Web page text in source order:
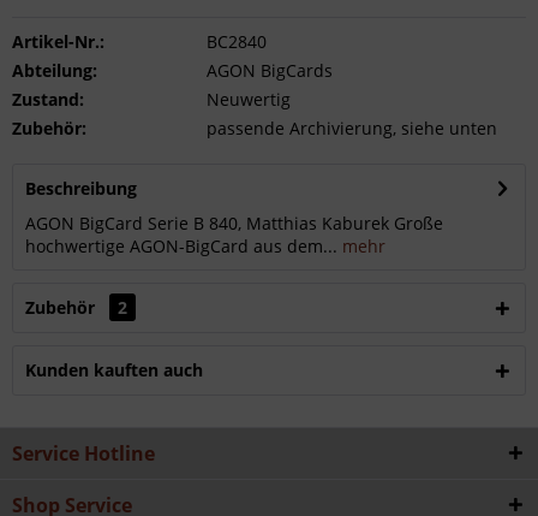
Artikel-Nr.:
BC2840
Abteilung:
AGON BigCards
Zustand:
Neuwertig
Zubehör:
passende Archivierung, siehe unten
Beschreibung
AGON BigCard Serie B 840, Matthias Kaburek Große
hochwertige AGON-BigCard aus dem... mehr
Zubehör 2
Kunden kauften auch
Service Hotline
Shop Service